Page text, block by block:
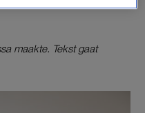
maakte. Tekst gaat